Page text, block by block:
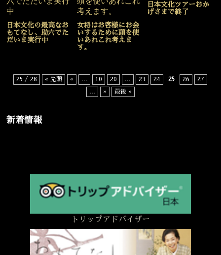
日本文化の最高なお
もてなし、助六でた
だいま実行中
女将はお客様にお会
いするために頭を使
いあれこれ考えま
す。
日本文化ツアーおか
げさまで終了
25 / 28 « 先頭 « ... 10 20 ... 23 24 25 26 27
... » 最後 »
新着情報
トリップアドバイザー